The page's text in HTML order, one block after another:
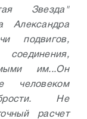
Звезда"
Александра
подвигов,
им...Он
человеком
Не
расчет